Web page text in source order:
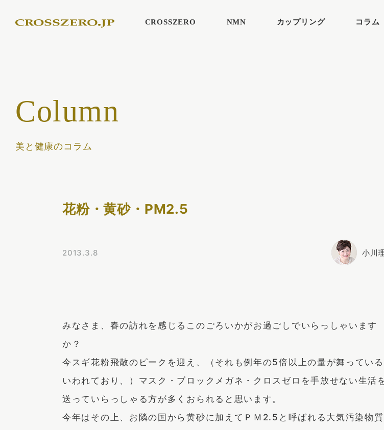
CROSSZERO NMN カップリング コラム
Column
美と健康のコラム
花粉・黄砂・PM2.5
2013.3.8 小川
みなさま、春の訪れを感じるこのごろいかがお過ごしでいらっしゃいます
か？
今スギ花粉飛散のピークを迎え、（それも例年の5倍以上の量が舞っている
いわれており、）マスク・ブロックメガネ・クロスゼロを手放せない生活
送っていらっしゃる方が多くおられると思います。
今年はその上、お隣の国から黄砂に加えてＰＭ2.5と呼ばれる大気汚染物質